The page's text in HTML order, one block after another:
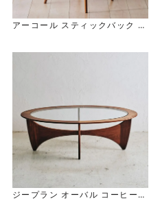
アーコール スティックバック チ
Ercol Stick Back Chair
ジープラン オーバル コーヒーテ